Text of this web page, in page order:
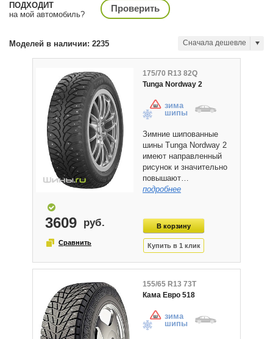
ПОДХОДИТ
на мой автомобиль?
Проверить
Моделей в наличии: 2235 Сначала дешевле
175/70 R13 82Q
Tunga Nordway 2
зима
шипы
Зимние шипованные
шины Tunga Nordway 2
имеют направленный
рисунок и значительно
повышают…
подробнее
3609
155/65 R13 73T
Кама Евро 518
зима
шипы